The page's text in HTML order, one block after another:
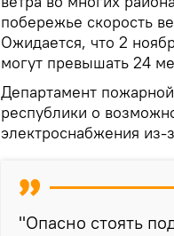
побережье скорость
Ожидается, что 2
могут превышать 24
Департамент
республики о
электроснабжения из-
"Опасно стоять